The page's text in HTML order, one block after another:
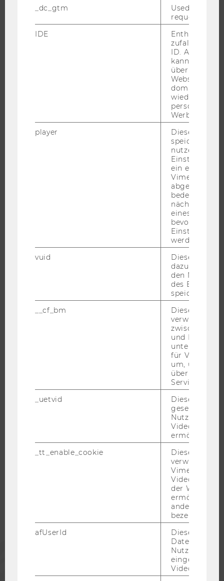
FORSCHUNG
FORSCHUNGSPORTAL
UNIVERSITÄT
WU FOUNDATION
KARRIERENETZWERKE AN DER WU
WU COMMUNITY
MITARBEITENDE
_dc_gtm
Used to
request rate.
IDE
Enthält eine
ID. Anhand
kann Google
über
Websites
Werbung
player
Dieses Cookie
speichert
ein
Vimeo-Video
abgespielt
bedeutet,
nächsten
eines Vimeo-
bevorzugten
werden.
vuid
Dieser
dazu
den
des
speichern.
__cf_bm
Dieses
verwendet,
zwischen
und Bots zu
für Vimeo
um, um
über die
Service zu
_uetvid
Dieses
gesetzt, um
Nutzung des
Videoplayers
ermöglichen
_tt_enable_cookie
Dieses
verwendet,
Vimeo-
der WU-
ermöglichen
andere nicht
bezeichnete
afUserId
Dieses
Daten von
Videos